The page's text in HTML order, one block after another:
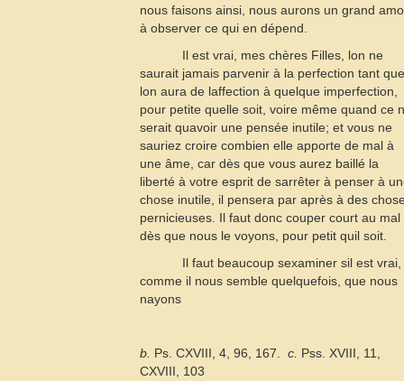
nous faisons ainsi, nous aurons un grand
à observer ce qui en dépend.
Il est vrai, mes chères Filles, lon ne
saurait jamais parvenir à la perfection tant que
lon aura de laffection à quelque imperfection,
pour petite quelle soit, voire même quand ce
serait quavoir une pensée inutile; et vous ne
sauriez croire combien elle apporte de mal à
une âme, car dès que vous aurez baillé la
liberté à votre esprit de sarrêter à penser à
chose inutile, il pensera par après à des
pernicieuses. Il faut donc couper court au mal
dès que nous le voyons, pour petit quil soit.
Il faut beaucoup sexaminer sil est vrai,
comme il nous semble quelquefois, que nous
nayons
b. Ps. CXVIII, 4, 96, 167.  c. Pss. XVIII, 11,
CXVIII, 103